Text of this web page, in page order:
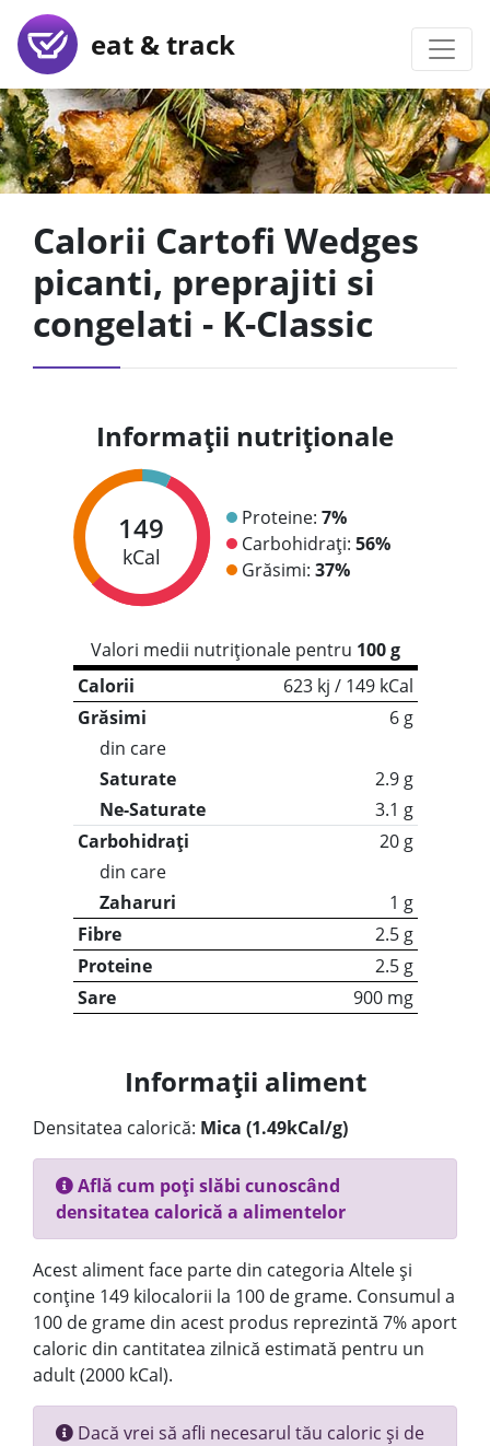
eat & track
Calorii Cartofi Wedges
picanti, preprajiti si
congelati - K-Classic
Informații nutriționale
149
kCal
Proteine: 7%
Carbohidrați: 56%
Grăsimi: 37%
Valori medii nutriționale pentru 100 g
Calorii
623 kj / 149 kCal
Grăsimi
6 g
din care
Saturate
2.9 g
Ne-Saturate
3.1 g
Carbohidrați
20 g
din care
Zaharuri
1 g
Fibre
2.5 g
Proteine
2.5 g
Sare
900 mg
Informații aliment
Densitatea calorică: Mica (1.49kCal/g)
Află cum poți slăbi cunoscând
densitatea calorică a alimentelor
Acest aliment face parte din categoria Altele și
conține 149 kilocalorii la 100 de grame. Consumul a
100 de grame din acest produs reprezintă 7% aport
caloric din cantitatea zilnică estimată pentru un
adult (2000 kCal).
Dacă vrei să afli necesarul tău caloric și de